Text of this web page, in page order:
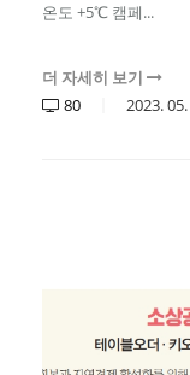
온도 +5℃ 캠페...
더 자세히 보기
80
2023.05.